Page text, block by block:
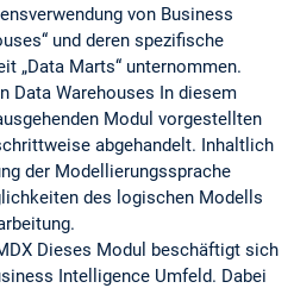
von Business
und deren spezifische
„Data Marts“ unternommen.
Data Warehouses In diesem
Modul vorgestellten
abgehandelt. Inhaltlich
der Modellierungssprache
des logischen Modells
Dieses Modul beschäftigt sich
Intelligence Umfeld. Dabei